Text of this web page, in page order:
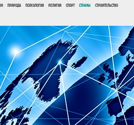
ПРИРОДА ПСИХОЛОГИЯ РЕЛИГИЯ СПОРТ СТРАНЫ СТРОИТЕЛЬСТВО